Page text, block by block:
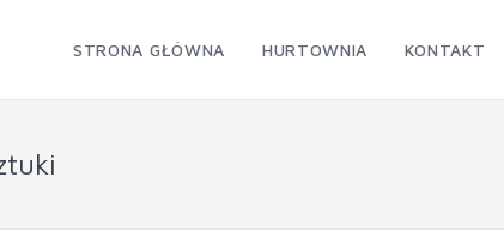
STRONA GŁÓWNA HURTOWNIA KONTAKT